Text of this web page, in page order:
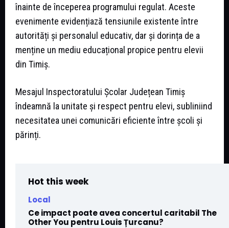
înainte de începerea programului regulat. Aceste
evenimente evidențiază tensiunile existente între
autorități și personalul educativ, dar și dorința de a
menține un mediu educațional propice pentru elevii
din Timiș.
Mesajul Inspectoratului Școlar Județean Timiș
îndeamnă la unitate și respect pentru elevi, subliniind
necesitatea unei comunicări eficiente între școli și
părinți.
Hot this week
Local
Ce impact poate avea concertul caritabil The
Other You pentru Louis Țurcanu?